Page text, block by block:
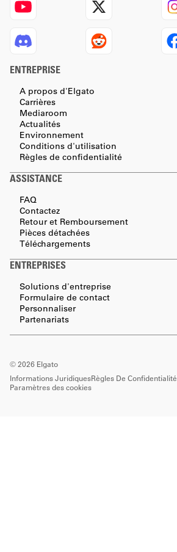
ENTREPRISE
A propos d'Elgato
Carrières
Mediaroom
Actualités
Environnement
Conditions d'utilisation
Règles de confidentialité
ASSISTANCE
FAQ
Contactez
Retour et Remboursement
Pièces détachées
Téléchargements
ENTREPRISES
Solutions d'entreprise
Formulaire de contact
Personnaliser
Partenariats
©2026 Elgato
Informations JuridiquesRègles De Confidentialité
Paramètres des cookies